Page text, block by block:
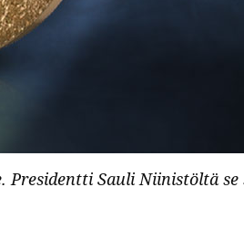
Presidentti Sauli Niinistöltä se